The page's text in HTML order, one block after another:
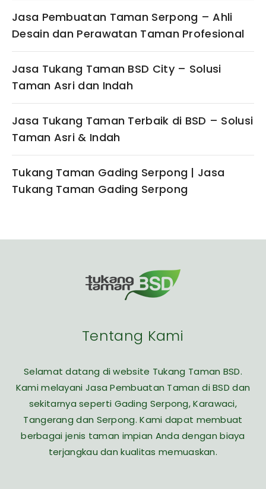
Jasa Pembuatan Taman Serpong – Ahli
Desain dan Perawatan Taman Profesional
Jasa Tukang Taman BSD City – Solusi
Taman Asri dan Indah
Jasa Tukang Taman Terbaik di BSD – Solusi
Taman Asri & Indah
Tukang Taman Gading Serpong | Jasa
Tukang Taman Gading Serpong
Tentang Kami
Selamat datang di website Tukang Taman BSD.
Kami melayani Jasa Pembuatan Taman di BSD dan
sekitarnya seperti Gading Serpong, Karawaci,
Tangerang dan Serpong. Kami dapat membuat
berbagai jenis taman impian Anda dengan biaya
terjangkau dan kualitas memuaskan.